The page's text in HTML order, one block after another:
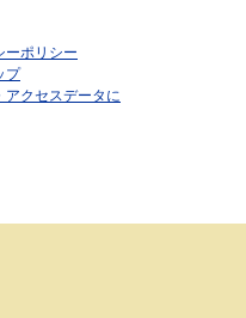
ーポリシー
プ
アクセスデータに